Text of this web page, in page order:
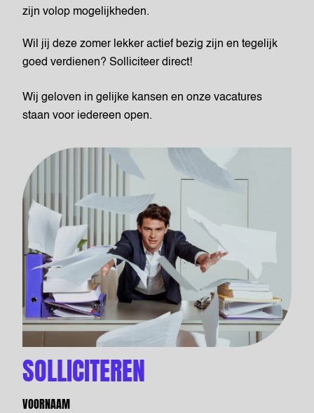
zijn volop mogelijkheden.
Wil jij deze zomer lekker actief bezig zijn en tegelijk
goed verdienen? Solliciteer direct!
Wij geloven in gelijke kansen en onze vacatures
staan voor iedereen open.
SOLLICITEREN
VOORNAAM